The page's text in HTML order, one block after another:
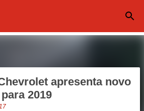
o conteúdo principal
apresenta novo
2019